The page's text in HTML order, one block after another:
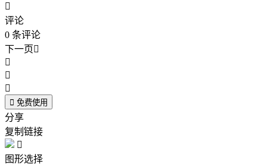

评论
0 条评论
下一页



 免费使用
分享
复制链接

图形选择